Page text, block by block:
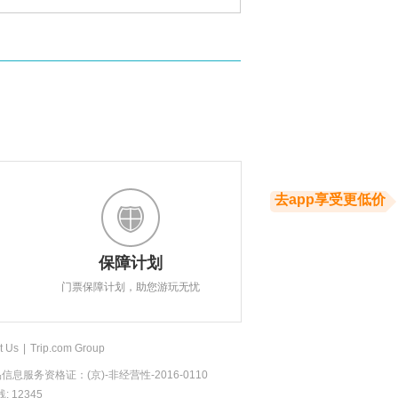
保障计划
门票保障计划，助您游玩无忧
Us Trip.com Group
息服务资格证：(京)-非经营性-2016-0110
: 12345
去app享受更低价